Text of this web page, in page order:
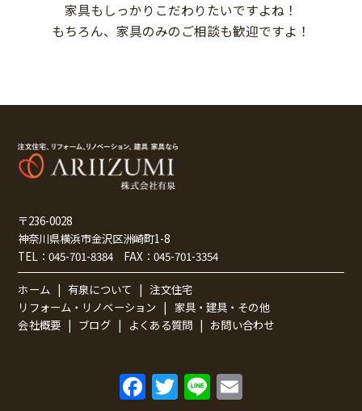
家具もしっかりこだわりたいですよね！
もちろん、家具のみのご相談も歓迎ですよ！
〒236-0028
神奈川県横浜市金沢区洲崎町1-8
TEL：045-701-8384 FAX：045-701-3354
ホーム 有泉について
注文住宅
リフォーム・リノベーション
家具・建具・その他
会社概要
ブログ よくある質問 お問い合わせ
F T Li